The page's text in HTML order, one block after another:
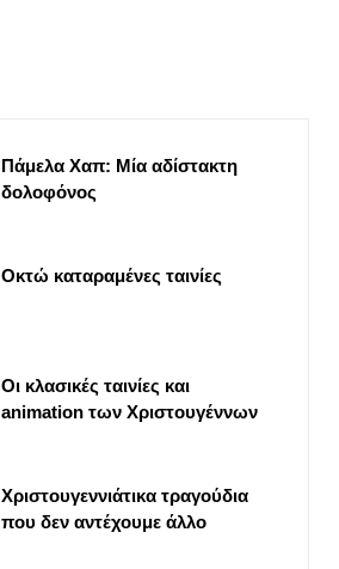
Πάμελα Χαπ: Μία αδίστακτη
δολοφόνος
Οκτώ καταραμένες ταινίες
Οι κλασικές ταινίες και
animation των Χριστουγέννων
Χριστουγεννιάτικα τραγούδια
που δεν αντέχουμε άλλο